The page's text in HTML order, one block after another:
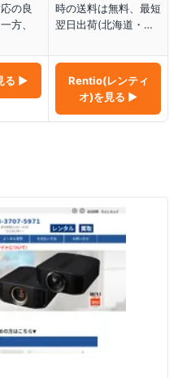
の良
方、
時の送料は無料、最短
翌日出荷(北海道・…
る ▶
Rentio(レンティ
オ)を見る ▶